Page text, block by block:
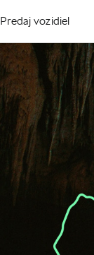
Predaj vozidiel